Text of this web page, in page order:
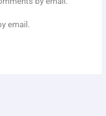
email.